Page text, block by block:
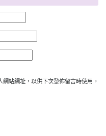
站網址，以供下次發佈留言時使用。